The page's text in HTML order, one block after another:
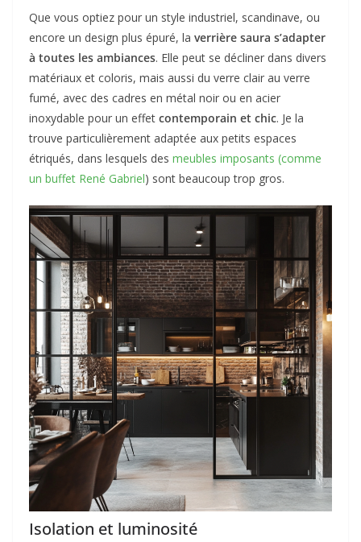
Que vous optiez pour un style industriel, scandinave, ou
encore un design plus épuré, la verrière saura s’adapter
à toutes les ambiances. Elle peut se décliner dans divers
matériaux et coloris, mais aussi du verre clair au verre
fumé, avec des cadres en métal noir ou en acier
inoxydable pour un effet contemporain et chic. Je la
trouve particulièrement adaptée aux petits espaces
étriqués, dans lesquels des meubles imposants (comme
un buffet René Gabriel) sont beaucoup trop gros.
Isolation et luminosité